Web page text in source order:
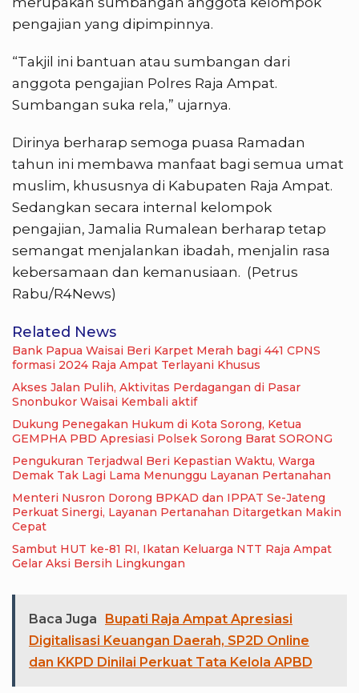
pengajian yang dipimpinnya.
“Takjil ini bantuan atau sumbangan dari
anggota pengajian Polres Raja Ampat.
Sumbangan suka rela,” ujarnya.
Dirinya berharap semoga puasa Ramadan
tahun ini membawa manfaat bagi semua umat
muslim, khususnya di Kabupaten Raja Ampat.
Sedangkan secara internal kelompok
pengajian, Jamalia Rumalean berharap tetap
semangat menjalankan ibadah, menjalin rasa
kebersamaan dan kemanusiaan. (Petrus
Rabu/R4News)
Related News
Bank Papua Waisai Beri Karpet Merah bagi 441 CPNS
formasi 2024 Raja Ampat Terlayani Khusus
Akses Jalan Pulih, Aktivitas Perdagangan di Pasar
Snonbukor Waisai Kembali aktif
Dukung Penegakan Hukum di Kota Sorong, Ketua
GEMPHA PBD Apresiasi Polsek Sorong Barat SORONG
Pengukuran Terjadwal Beri Kepastian Waktu, Warga
Demak Tak Lagi Lama Menunggu Layanan Pertanahan
Menteri Nusron Dorong BPKAD dan IPPAT Se-Jateng
Perkuat Sinergi, Layanan Pertanahan Ditargetkan Makin
Cepat
Sambut HUT ke-81 RI, Ikatan Keluarga NTT Raja Ampat
Gelar Aksi Bersih Lingkungan
Baca Juga
Bupati Raja Ampat Apresiasi
Digitalisasi Keuangan Daerah, SP2D Online
dan KKPD Dinilai Perkuat Tata Kelola APBD